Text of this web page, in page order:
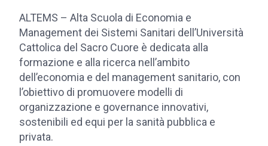
ALTEMS – Alta Scuola di Economia e
Management dei Sistemi Sanitari dell’Università
Cattolica del Sacro Cuore è dedicata alla
formazione e alla ricerca nell’ambito
dell’economia e del management sanitario, con
l’obiettivo di promuovere modelli di
organizzazione e governance innovativi,
sostenibili ed equi per la sanità pubblica e
privata.